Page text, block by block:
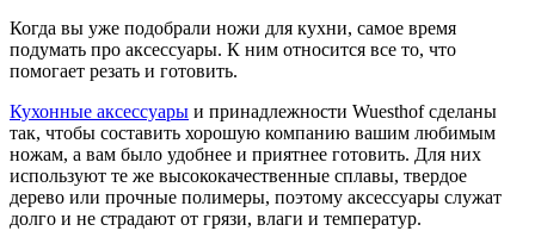
Когда вы уже подобрали ножи для кухни, самое время
подумать про аксессуары. К ним относится все то, что
помогает резать и готовить.
Кухонные аксессуары и принадлежности Wuesthof сделаны
так, чтобы составить хорошую компанию вашим любимым
ножам, а вам было удобнее и приятнее готовить. Для них
используют те же высококачественные сплавы, твердое
дерево или прочные полимеры, поэтому аксессуары служат
долго и не страдают от грязи, влаги и температур.